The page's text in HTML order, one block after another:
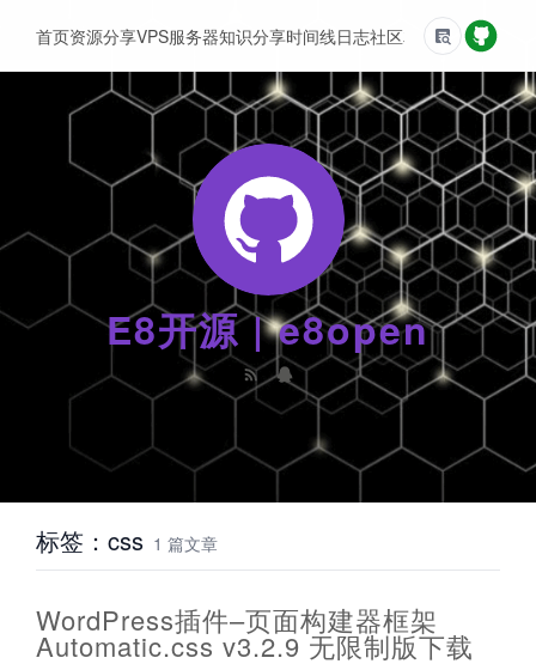
E8开源 | e8open
首页资源分享VPS服务器知识分享时间线日志社区友情链接
标签：css 1 篇文章
WordPress插件–页面构建器框架
Automatic.css v3.2.9 无限制版下载